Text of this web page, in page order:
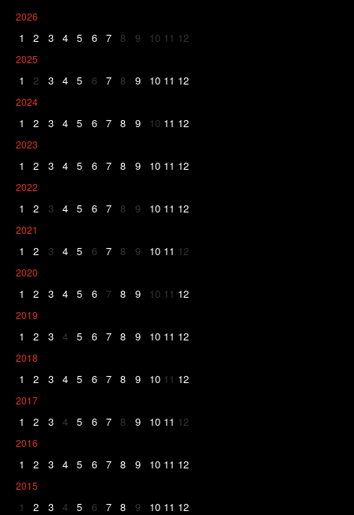
2026
1 2 3 4 5 6 7 8 9 10 11 12
2025
1 2 3 4 5 6 7 8 9 10 11 12
2024
1 2 3 4 5 6 7 8 9 10 11 12
2023
1 2 3 4 5 6 7 8 9 10 11 12
2022
1 2 3 4 5 6 7 8 9 10 11 12
2021
1 2 3 4 5 6 7 8 9 10 11 12
2020
1 2 3 4 5 6 7 8 9 10 11 12
2019
1 2 3 4 5 6 7 8 9 10 11 12
2018
1 2 3 4 5 6 7 8 9 10 11 12
2017
1 2 3 4 5 6 7 8 9 10 11 12
2016
1 2 3 4 5 6 7 8 9 10 11 12
2015
1 2 3 4 5 6 7 8 9 10 11 12